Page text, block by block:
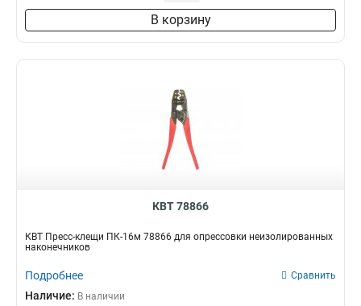
В корзину
КВТ 78866
КВТ Пресс-клещи ПК-16м 78866 для опрессовки неизолированных
наконечников
Подробнее Сравнить
Наличие: В наличии